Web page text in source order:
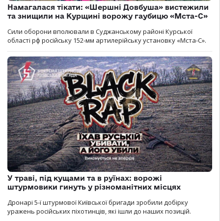
Намагалася тікати: «Шершні Довбуша» вистежили
та знищили на Курщині ворожу гаубицю «Мста-С»
Сили оборони вполювали в Суджанському районі Курської
області рф російську 152-мм артилерійську установку «Мста-С».
У траві, під кущами та в руїнах: ворожі
штурмовики гинуть у різноманітних місцях
Дронарі 5-ї штурмової Київської бригади зробили добірку
уражень російських піхотинців, які ішли до наших позицій.